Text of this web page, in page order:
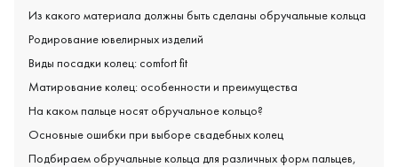
Из какого материала должны быть сделаны обручальные кольца
Родирование ювелирных изделий
Виды посадки колец: comfort fit
Матирование колец: особенности и преимущества
На каком пальце носят обручальное кольцо?
Основные ошибки при выборе свадебных колец
Подбираем обручальные кольца для различных форм пальцев,